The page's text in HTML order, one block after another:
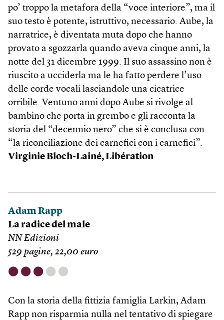
po’ troppo la metafora della “voce interiore”, ma il
suo testo è potente, istruttivo, necessario. Aube, la
narratrice, è diventata muta dopo che hanno
provato a sgozzarla quando aveva cinque anni, la
notte del 31 dicembre 1999. Il suo assassino non è
riuscito a ucciderla ma le ha fatto perdere l’uso
delle corde vocali lasciandole una cicatrice
orribile. Ventuno anni dopo Aube si rivolge al
bambino che porta in grembo e gli racconta la
storia del “decennio nero” che si è conclusa con
“la riconciliazione dei carnefici con i carnefici”.
Virginie Bloch-Lainé, Libération
Adam Rapp
La radice del male
NN Edizioni
529 pagine, 22,00 euro
⬤ ⬤ ⬤ ⬤ ⬤
Con la storia della fittizia famiglia Larkin, Adam
Rapp non risparmia nulla nel tentativo di spiegare